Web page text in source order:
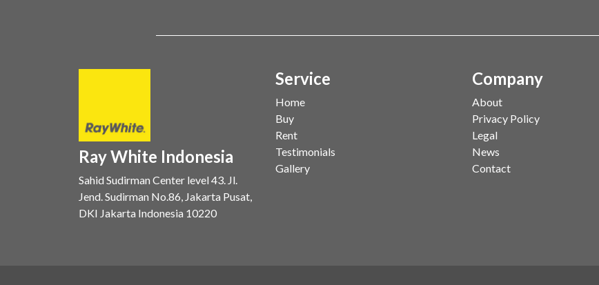
Ray White Indonesia
Sahid Sudirman Center level 43. Jl.
Jend. Sudirman No.86, Jakarta Pusat,
DKI Jakarta Indonesia 10220
Service
Home
Buy
Rent
Testimonials
Gallery
Company
About
Privacy Policy
Legal
News
Contact